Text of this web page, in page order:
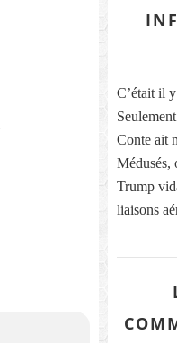
C’était il
Conte ait
Médusés,
Trump
liaisons